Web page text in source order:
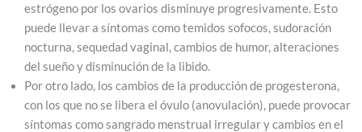
estrógeno por los ovarios disminuye progresivamente. Esto
puede llevar a síntomas como temidos sofocos, sudoración
nocturna, sequedad vaginal, cambios de humor, alteraciones
del sueño y disminución de la libido.
Por otro lado, los cambios de la producción de progesterona,
con los que no se libera el óvulo (anovulación), puede provocar
síntomas como sangrado menstrual irregular y cambios en el